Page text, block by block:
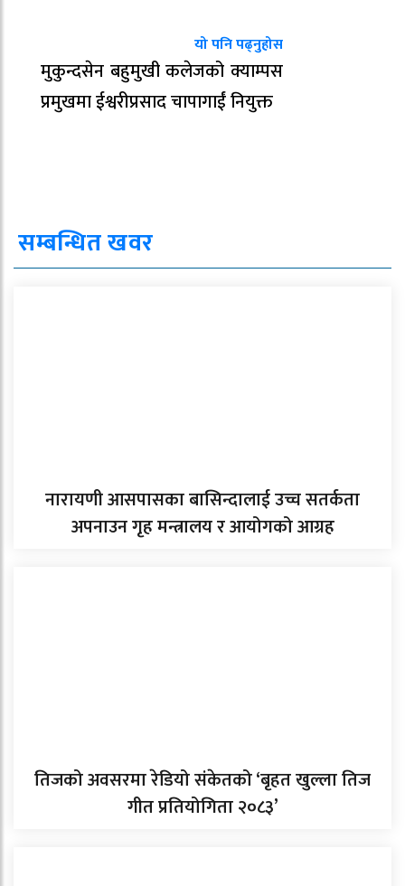
यो पनि पढ्नुहोस
मुकुन्दसेन बहुमुखी कलेजको क्याम्पस
प्रमुखमा ईश्वरीप्रसाद चापागाईं नियुक्त
सम्बन्धित खवर
नारायणी आसपासका बासिन्दालाई उच्च सतर्कता
अपनाउन गृह मन्त्रालय र आयोगको आग्रह
तिजको अवसरमा रेडियो संकेतको ‘बृहत खुल्ला तिज
गीत प्रतियोगिता २०८३’